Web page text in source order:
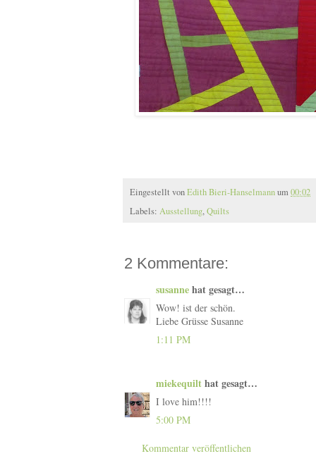
Eingestellt vonEdith Bieri-Hanselmannum00:02
Labels: Ausstellung,Quilts
2 Kommentare:
susannehat gesagt…
Wow! ist der schön.
Liebe Grüsse Susanne
1:11 PM
miekequilthat gesagt…
I love him!!!!
5:00 PM
Kommentar veröffentlichen